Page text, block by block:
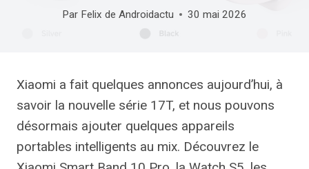
Par Felix de Androidactu 30 mai 2026
Xiaomi a fait quelques annonces aujourd’hui, à
savoir la nouvelle série 17T, et nous pouvons
désormais ajouter quelques appareils
portables intelligents au mix. Découvrez le